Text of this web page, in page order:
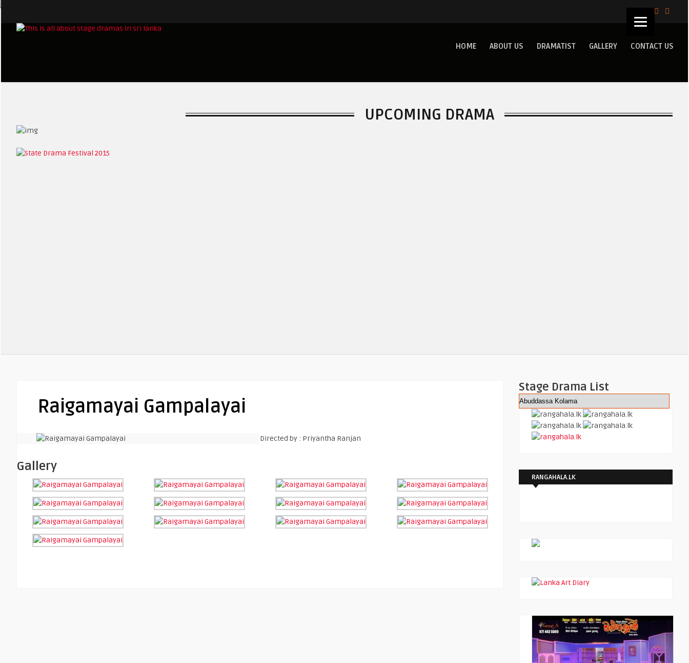
HOME ABOUT US DRAMATIST GALLERY CONTACT US
UPCOMING DRAMA
Raigamayai Gampalayai
Directed by : Priyantha Ranjan
Gallery
Stage Drama List
RANGAHALA.LK